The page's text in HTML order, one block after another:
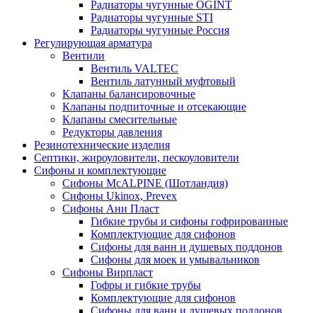
Радиаторы чугунные OGINT
Радиаторы чугунные STI
Радиаторы чугунные Россия
Регулирующая арматура
Вентили
Вентиль VALTEC
Вентиль латунный муфтовый
Клапаны балансировочные
Клапаны подпиточные и отсекающие
Клапаны смесительные
Редукторы давления
Резинотехнические изделия
Септики, жироуловители, пескоуловители
Сифоны и комплектующие
Сифоны McALPINE (Шотландия)
Сифоны Ukinox, Prevex
Сифоны Ани Пласт
Гибкие трубы и сифоны гофрированные
Комплектующие для сифонов
Сифоны для ванн и душевых поддонов
Сифоны для моек и умывальников
Сифоны Вирпласт
Гофры и гибкие трубы
Комплектующие для сифонов
Сифоны для ванн и душевых поддонов